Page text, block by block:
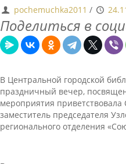
pochemuchka2011 /
Поделиться в
В Центральной городской
праздничный вечер,
мероприятия
заместитель председателя
регионального отделения